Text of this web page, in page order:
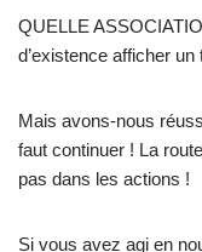
QUELLE
d’existence afficher un
Mais avons-nous
faut continuer ! La
pas dans les actions !
Si vous avez agi en